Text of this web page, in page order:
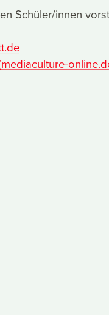
Schüler/innen